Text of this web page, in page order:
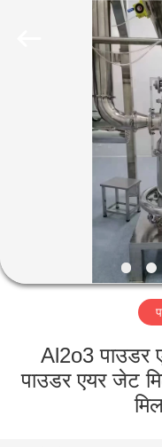
हमारे
बारे
कारखाना
Al2o3 पाउडर
पाउडर एयर जेट